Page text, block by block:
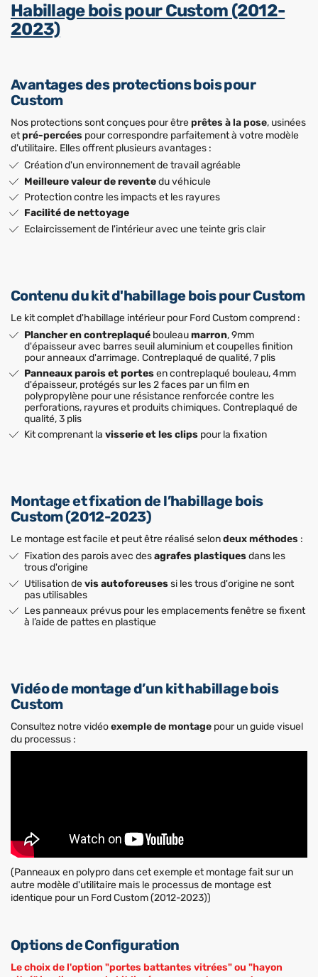
Habillage bois pour Custom (2012-
2023)
Avantages des protections bois pour
Custom
Nos protections sont conçues pour êtreprêtes à la pose, usinées
etpré-percées pour correspondre parfaitement à votre modèle
d'utilitaire. Elles offrent plusieurs avantages :
Création d'un environnement de travail agréable
Meilleure valeur de reventedu véhicule
Protection contre les impacts et les rayures
Facilité de nettoyage
Eclaircissement de l'intérieur avec une teinte gris clair
Contenu du kit d'habillage bois pour Custom
Le kit complet d'habillage intérieur pour Ford Custom comprend :
Plancher en contreplaqué bouleaumarron, 9mm
d'épaisseur avec barres seuil aluminium et coupelles finition
pour anneaux d'arrimage. Contreplaqué de qualité, 7 plis
Panneaux parois et portesen contreplaqué bouleau, 4mm
d'épaisseur, protégés sur les 2 faces par un film en
polypropylène pour une résistance renforcée contre les
perforations, rayures et produits chimiques. Contreplaqué de
qualité, 3 plis
Kit comprenant lavisserie et les clips pour la fixation
Montage et fixation de l’habillage bois
Custom (2012-2023)
Le montage est facile et peut être réalisé selondeux méthodes :
Fixation des parois avec desagrafes plastiquesdans les
trous d'origine
Utilisation devis autoforeusessi les trous d'origine ne sont
pas utilisables
Les panneaux prévus pour les emplacements fenêtre se fixent
à l’aide de pattes en plastique
Vidéo de montage d’un kit habillage bois
Custom
Consultez notre vidéoexemple de montage pour un guide visuel
du processus :
(Panneaux en polypro dans cet exemple et montage fait sur un
autre modèle d'utilitaire mais le processus de montage est
identique pour un Ford Custom (2012-2023))
Options de Configuration
Le choix de l'option "portes battantes vitrées" ou "hayon